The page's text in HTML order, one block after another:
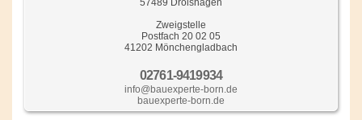
57489 Drolshagen
Zweigstelle
Postfach 20 02 05
41202 Mönchengladbach
02761-9419934
info@bauexperte-born.de
bauexperte-born.de